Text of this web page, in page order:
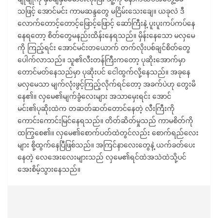
သဖြင့် အောင်မင်း ကာမဆန္ဒတွေ မငြိမ်းသေးချေ။ ယခုလဲ ဒီ
လောက်တောင့်တောင့်ဖြောင့်ဖြောင့် ဆော်ကြီးနဲ့ ပူးပူးကပ်ကပ်နေ
နေရတော့ စိတ်တွေမနည်းထိန်းနေရသည်။ မှိန်းနေသော မလှမေ
ကို ကြည့်ရင်း အောင်မင်းတယောက် တက်လိုးပစ်ချင်စိတ်တွေ
ပေါက်လာသည်။ သူ၏လီးတန်ကြီးကတော့ ပုဆိုးအောက်မှာ
တောင်မတ်နေသည်မှာ ပုဆိုးပင် ငေါထွက်လို့နေသည်။ အခုနေ
မလှမေသာ မျက်လုံးဖွင့်ကြည့်လိုက်ရင်တော့ အခက်ပဲဟု တွေးမိ
နေ၏။ လှမေ၏မျက်ခွံလေးများ အသာမှေးရင်း အောင်
မင်း၏ပုဆိုးထဲက တဆတ်ဆတ်တောင်နေတဲ့ လီးကြီးကို
ကောင်းကောင်းမြင်နေရသည်။ တိတ်ဆိတ်မှုသည် ကာမစိတ်ကို
ထကြွစေ၏။ လှမေ၏စောက်ပတ်ထဲတွင်လည်း စောက်ရည်လေး
များ စို့ထွက်နေပြီဖြစ်သည်။ အကြင်နာလေးတွေနဲ့ ယက်ခတ်ပေး
နေတဲ့ လေအေးလေးများသည် လှမေ၏ရင်ထဲအသဲထဲသို့ပင်
အေးစိမ့်သွားနေသည်။